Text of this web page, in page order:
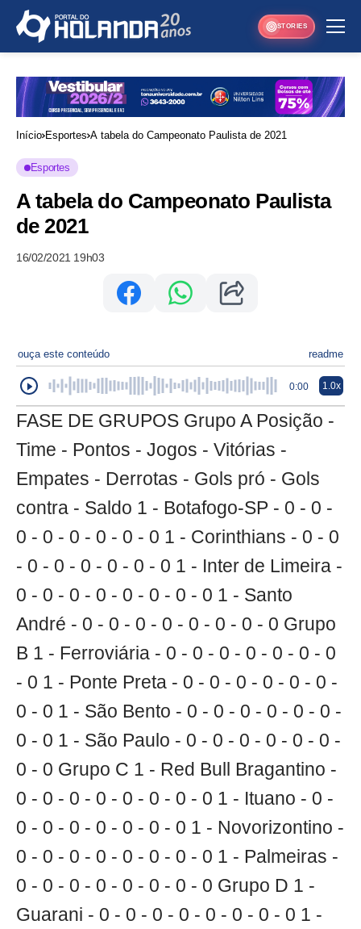
STORIES
Início Esportes A tabela do Campeonato Paulista de 2021
Esportes
A tabela do Campeonato Paulista
de 2021
16/02/2021 19h03
ouça este conteúdo readme
0:00 1.0x
FASE DE GRUPOS Grupo A Posição -
Time - Pontos - Jogos - Vitórias -
Empates - Derrotas - Gols pró - Gols
contra - Saldo 1 - Botafogo-SP - 0 - 0 -
0 - 0 - 0 - 0 - 0 - 0 1 - Corinthians - 0 - 0
- 0 - 0 - 0 - 0 - 0 - 0 1 - Inter de Limeira -
0 - 0 - 0 - 0 - 0 - 0 - 0 - 0 1 - Santo
André - 0 - 0 - 0 - 0 - 0 - 0 - 0 - 0 Grupo
B 1 - Ferroviária - 0 - 0 - 0 - 0 - 0 - 0 - 0
- 0 1 - Ponte Preta - 0 - 0 - 0 - 0 - 0 - 0 -
0 - 0 1 - São Bento - 0 - 0 - 0 - 0 - 0 - 0 -
0 - 0 1 - São Paulo - 0 - 0 - 0 - 0 - 0 - 0 -
0 - 0 Grupo C 1 - Red Bull Bragantino -
0 - 0 - 0 - 0 - 0 - 0 - 0 - 0 1 - Ituano - 0 -
0 - 0 - 0 - 0 - 0 - 0 - 0 1 - Novorizontino -
0 - 0 - 0 - 0 - 0 - 0 - 0 - 0 1 - Palmeiras -
0 - 0 - 0 - 0 - 0 - 0 - 0 - 0 Grupo D 1 -
Guarani - 0 - 0 - 0 - 0 - 0 - 0 - 0 - 0 1 -